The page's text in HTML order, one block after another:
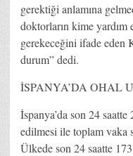
gerektiği anlamına
doktorların kime
gerekeceğini ifade eden
durum” dedi.
İSPANYA’DA OHAL
İspanya’da son 24
edilmesi ile toplam vaka
Ülkede son 24 saatte